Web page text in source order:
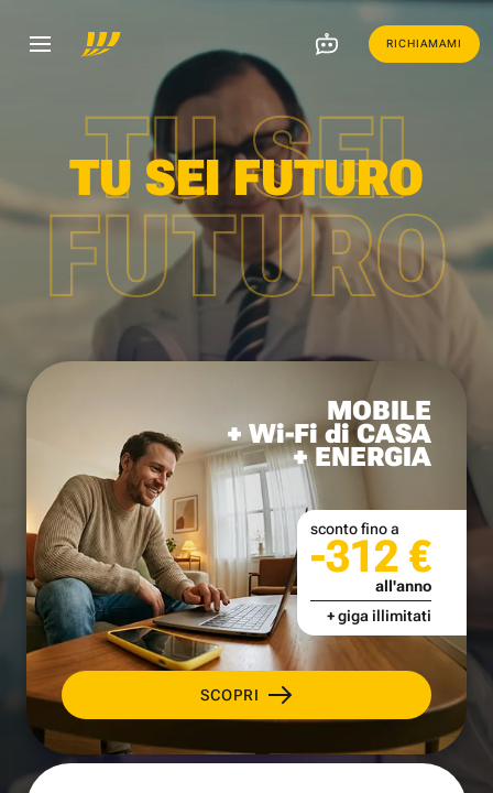
RICHIAMAMI
TU SEI
FUTURO
TU SEI FUTURO
MOBILE
+ Wi-Fi di CASA
+ ENERGIA
SCOPRI
sconto fino a
-312 €
all'anno
+ giga illimitati